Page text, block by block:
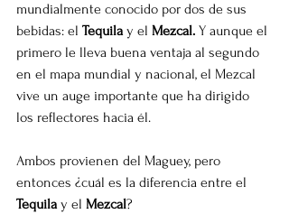
mundialmente conocido por dos de sus
bebidas: el Tequila y el Mezcal. Y aunque el
primero le lleva buena ventaja al segundo
en el mapa mundial y nacional, el Mezcal
vive un auge importante que ha dirigido
los reflectores hacia él.
Ambos provienen del Maguey, pero
entonces ¿cuál es la diferencia entre el
Tequila y el Mezcal?